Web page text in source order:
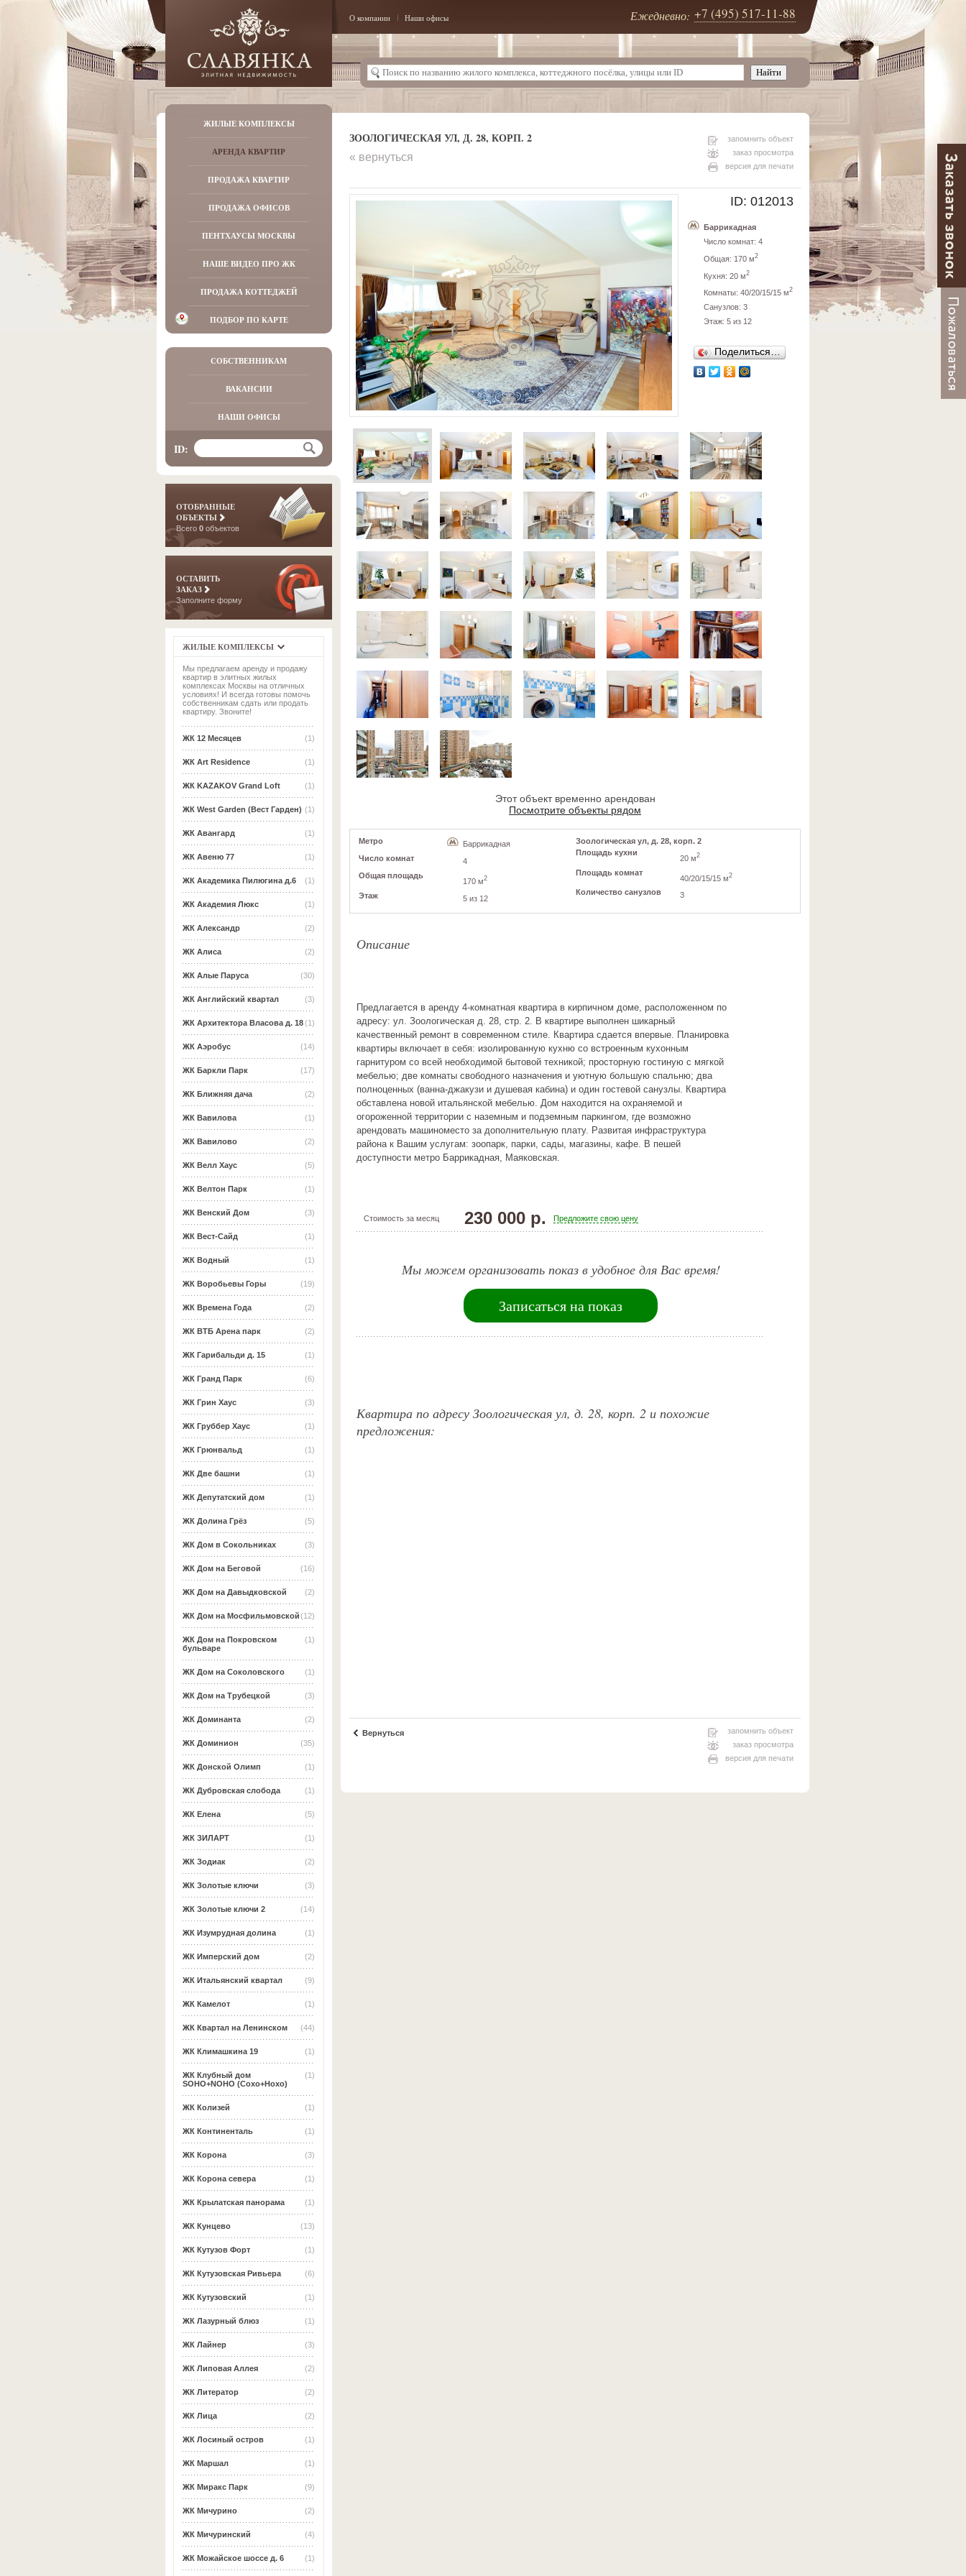
О компании Наши офисы Ежедневно: +7 (495) 517-11-88
ЖИЛЫЕ КОМПЛЕКСЫ
АРЕНДА КВАРТИР
ПРОДАЖА КВАРТИР
ПРОДАЖА ОФИСОВ
ПЕНТХАУСЫ МОСКВЫ
НАШЕ ВИДЕО ПРО ЖК
ПРОДАЖА КОТТЕДЖЕЙ
ПОДБОР ПО КАРТЕ
СОБСТВЕННИКАМ
ВАКАНСИИ
НАШИ ОФИСЫ
ID:
ОТОБРАННЫЕ
ОБЪЕКТЫ
Всего 0 объектов
ОСТАВИТЬ
ЗАКАЗ
Заполните форму
ЖИЛЫЕ КОМПЛЕКСЫ
Мы предлагаем аренду и продажу
квартир в элитных жилых
комплексах Москвы на отличных
условиях! И всегда готовы помочь
собственникам сдать или продать
квартиру. Звоните!
(1)
ЖК 12 Месяцев
(1)
ЖК Art Residence
(1)
ЖК KAZAKOV Grand Loft
(1)
ЖК West Garden (Вест Гарден)
(1)
ЖК Авангард
(1)
ЖК Авеню 77
(1)
ЖК Академика Пилюгина д.6
(1)
ЖК Академия Люкс
(2)
ЖК Александр
(2)
ЖК Алиса
(30)
ЖК Алые Паруса
(3)
ЖК Английский квартал
(1)
ЖК Архитектора Власова д. 18
(14)
ЖК Аэробус
(17)
ЖК Баркли Парк
(2)
ЖК Ближняя дача
(1)
ЖК Вавилова
(2)
ЖК Вавилово
(5)
ЖК Велл Хаус
(1)
ЖК Велтон Парк
(3)
ЖК Венский Дом
(1)
ЖК Вест-Сайд
(1)
ЖК Водный
(19)
ЖК Воробьевы Горы
(2)
ЖК Времена Года
(2)
ЖК ВТБ Арена парк
(1)
ЖК Гарибальди д. 15
(6)
ЖК Гранд Парк
(3)
ЖК Грин Хаус
(1)
ЖК Груббер Хаус
(1)
ЖК Грюнвальд
(1)
ЖК Две башни
(1)
ЖК Депутатский дом
(5)
ЖК Долина Грёз
(3)
ЖК Дом в Сокольниках
(16)
ЖК Дом на Беговой
(2)
ЖК Дом на Давыдковской
(12)
ЖК Дом на Мосфильмовской
(1)
ЖК Дом на Покровском
бульваре
(1)
ЖК Дом на Соколовского
(3)
ЖК Дом на Трубецкой
(2)
ЖК Доминанта
(35)
ЖК Доминион
(1)
ЖК Донской Олимп
(1)
ЖК Дубровская слобода
(5)
ЖК Елена
(1)
ЖК ЗИЛАРТ
(2)
ЖК Зодиак
(3)
ЖК Золотые ключи
(14)
ЖК Золотые ключи 2
(1)
ЖК Изумрудная долина
(2)
ЖК Имперский дом
(9)
ЖК Итальянский квартал
(1)
ЖК Камелот
(44)
ЖК Квартал на Ленинском
(1)
ЖК Климашкина 19
(1)
ЖК Клубный дом
SOHO+NOHO (Сохо+Нохо)
(1)
ЖК Колизей
(1)
ЖК Континенталь
(3)
ЖК Корона
(1)
ЖК Корона севера
(1)
ЖК Крылатская панорама
(13)
ЖК Кунцево
(1)
ЖК Кутузов Форт
(6)
ЖК Кутузовская Ривьера
(1)
ЖК Кутузовский
(1)
ЖК Лазурный блюз
(3)
ЖК Лайнер
(2)
ЖК Липовая Аллея
(2)
ЖК Литератор
(2)
ЖК Лица
(1)
ЖК Лосиный остров
(1)
ЖК Маршал
(9)
ЖК Миракс Парк
(2)
ЖК Мичурино
(4)
ЖК Мичуринский
(1)
ЖК Можайское шоссе д. 6
ЗООЛОГИЧЕСКАЯ УЛ, Д. 28, КОРП. 2
запомнить объект
заказ просмотра
версия для печати
« вернуться
ID: 012013
Баррикадная
Число комнат: 4
Общая: 170 м2
Кухня: 20 м2
Комнаты: 40/20/15/15 м2
Санузлов: 3
Этаж: 5 из 12
Поделиться…
Этот объект временно арендован
Посмотрите объекты рядом
Метро
Баррикадная
Число комнат
4
Общая площадь
170 м2
Этаж 5 из 12
Зоологическая ул, д. 28, корп. 2
Площадь кухни
20 м2
Площадь комнат
40/20/15/15 м2
Количество санузлов 3
Описание
Предлагается в аренду 4-комнатная квартира в кирпичном доме, расположенном по
адресу: ул. Зоологическая д. 28, стр. 2. В квартире выполнен шикарный
качественный ремонт в современном стиле. Квартира сдается впервые. Планировка
квартиры включает в себя: изолированную кухню со встроенным кухонным
гарнитуром со всей необходимой бытовой техникой; просторную гостиную с мягкой
мебелью; две комнаты свободного назначения и уютную большую спальню; два
полноценных (ванна-джакузи и душевая кабина) и один гостевой санузлы. Квартира
обставлена новой итальянской мебелью. Дом находится на охраняемой и
огороженной территории с наземным и подземным паркингом, где возможно
арендовать машиноместо за дополнительную плату. Развитая инфраструктура
района к Вашим услугам: зоопарк, парки, сады, магазины, кафе. В пешей
доступности метро Баррикадная, Маяковская.
Стоимость за месяц 230 000 р. Предложите свою цену
Мы можем организовать показ в удобное для Вас время!
Записаться на показ
Квартира по адресу Зоологическая ул, д. 28, корп. 2 и похожие
предложения:
Вернуться
запомнить объект
заказ просмотра
версия для печати